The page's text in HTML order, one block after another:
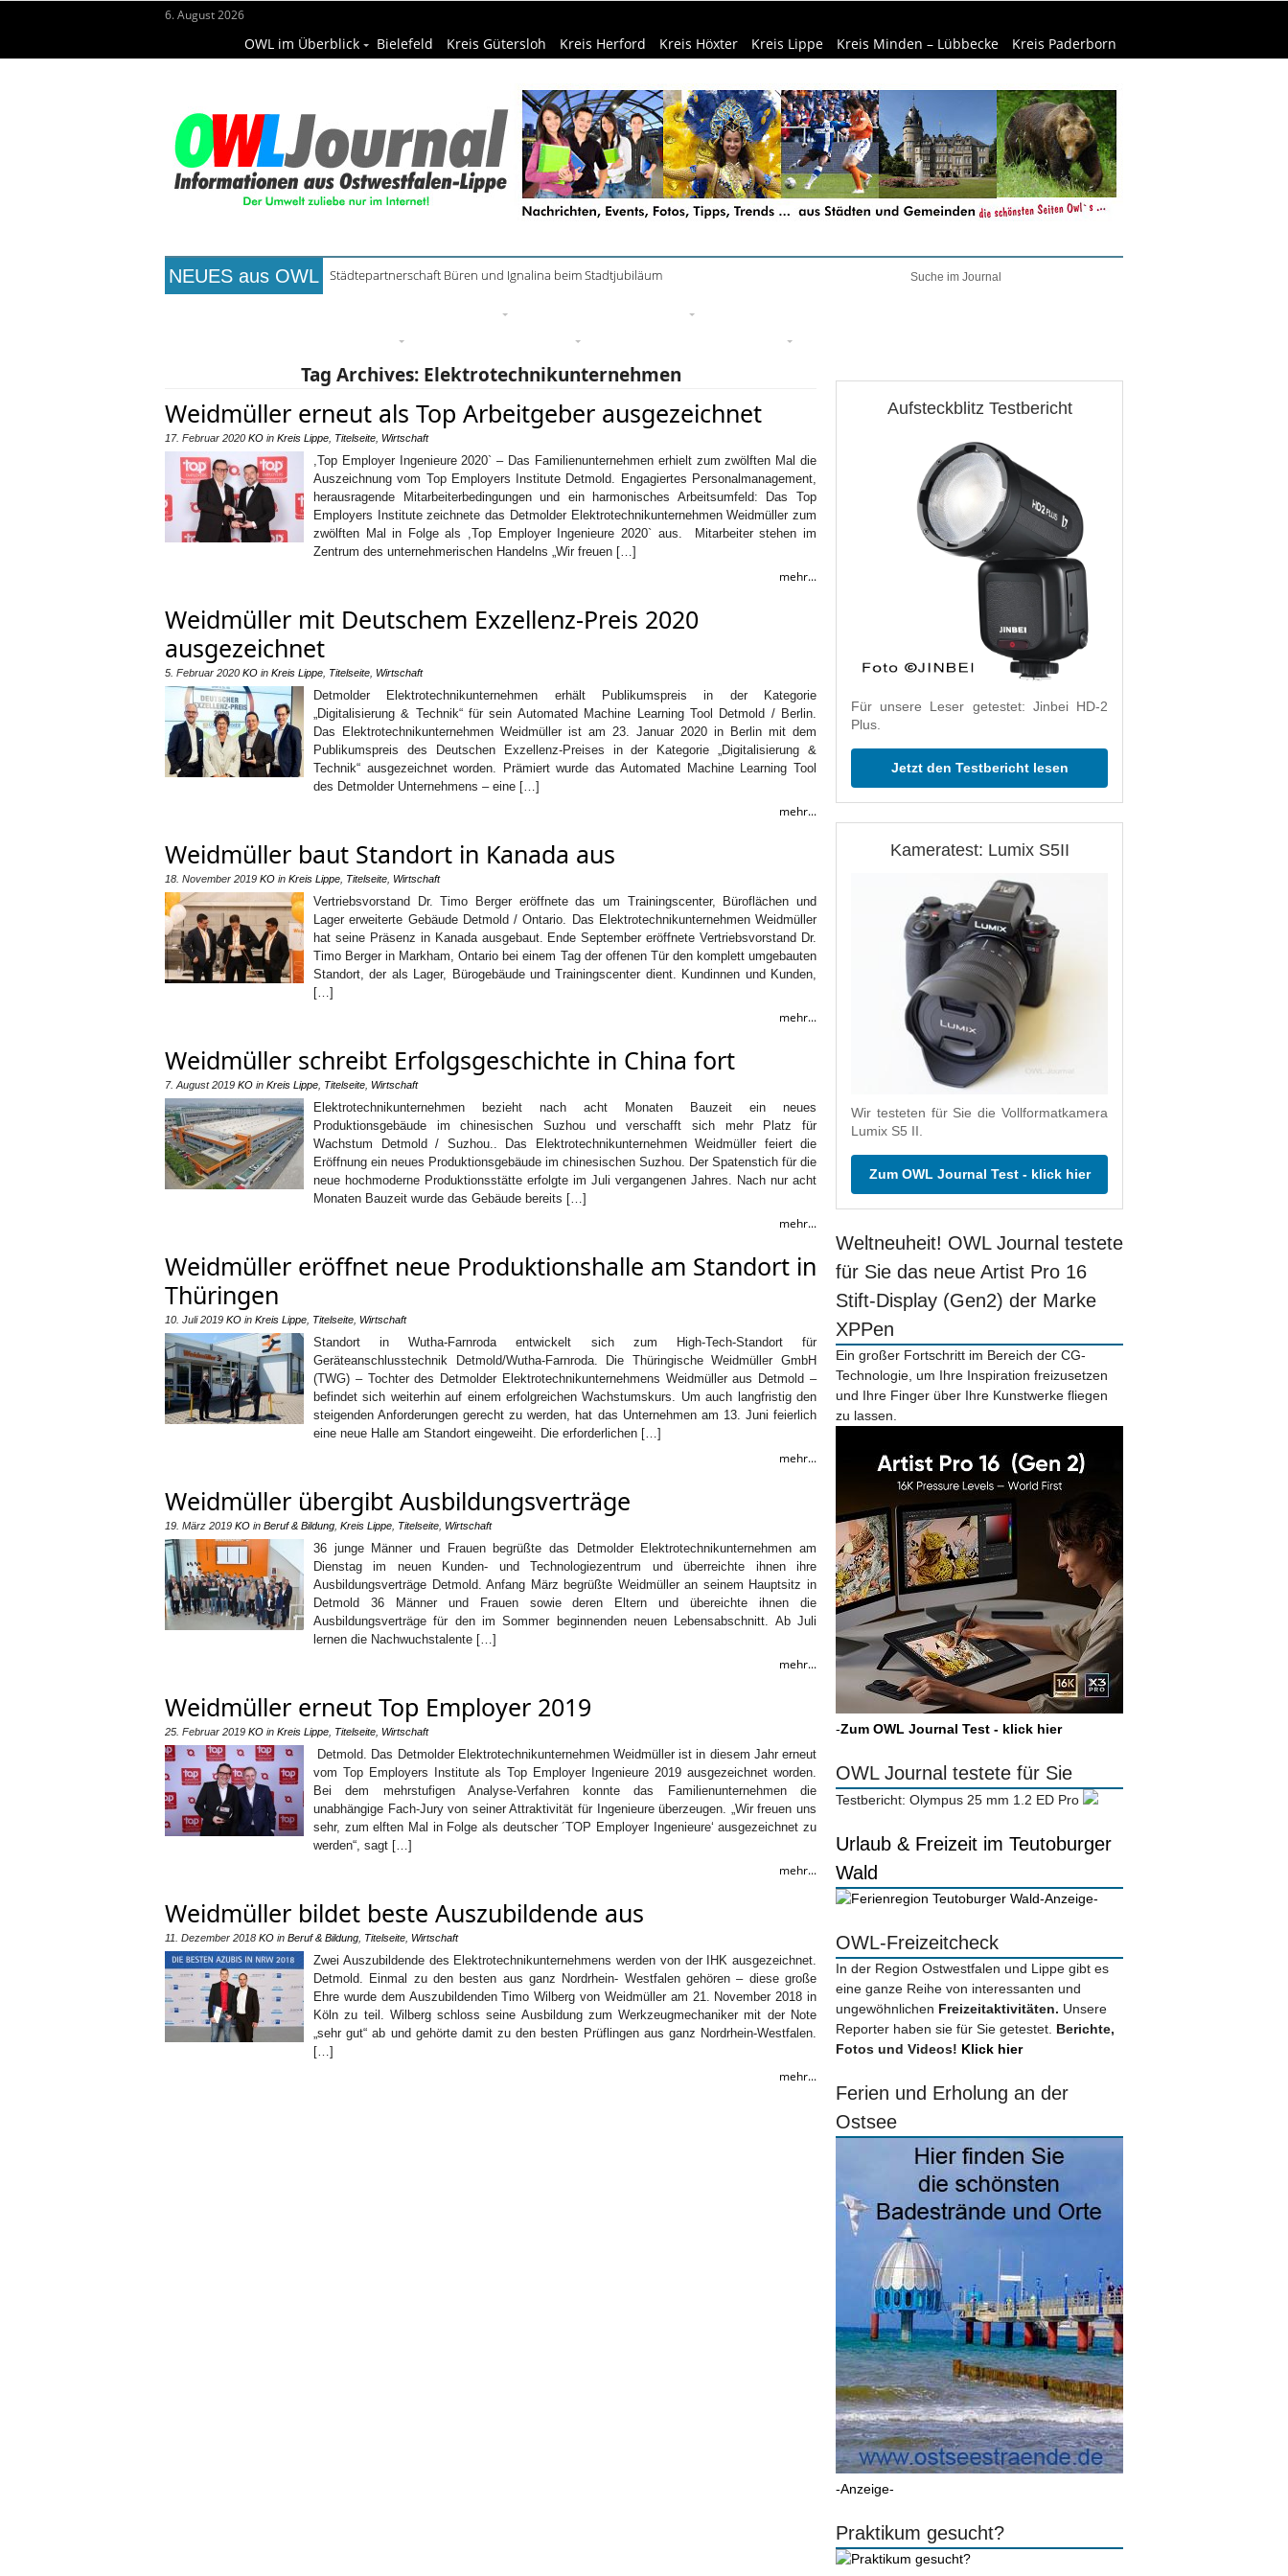
6. August 2026
OWL im Überblick Bielefeld Kreis Gütersloh Kreis Herford Kreis Höxter Kreis Lippe Kreis Minden – Lübbecke Kreis Paderborn
NEUES aus OWL Städtepartnerschaft Büren und Ignalina beim Stadtjubiläum
Tag Archives: Elektrotechnikunternehmen
Weidmüller erneut als Top Arbeitgeber ausgezeichnet
17. Februar 2020 KO in Kreis Lippe Titelseite Wirtschaft
,Top Employer Ingenieure 2020` – Das Familienunternehmen erhielt zum zwölften Mal die
Auszeichnung vom Top Employers Institute Detmold. Engagiertes Personalmanagement,
herausragende Mitarbeiterbedingungen und ein harmonisches Arbeitsumfeld: Das Top
Employers Institute zeichnete das Detmolder Elektrotechnikunternehmen Weidmüller zum
zwölften Mal in Folge als ,Top Employer Ingenieure 2020` aus. Mitarbeiter stehen im
Zentrum des unternehmerischen Handelns „Wir freuen […]
mehr...
Weidmüller mit Deutschem Exzellenz-Preis 2020
ausgezeichnet
5. Februar 2020 KO in Kreis Lippe Titelseite Wirtschaft
Detmolder Elektrotechnikunternehmen erhält Publikumspreis in der Kategorie
„Digitalisierung & Technik“ für sein Automated Machine Learning Tool Detmold / Berlin.
Das Elektrotechnikunternehmen Weidmüller ist am 23. Januar 2020 in Berlin mit dem
Publikumspreis des Deutschen Exzellenz-Preises in der Kategorie „Digitalisierung &
Technik“ ausgezeichnet worden. Prämiert wurde das Automated Machine Learning Tool
des Detmolder Unternehmens – eine […]
mehr...
Weidmüller baut Standort in Kanada aus
18. November 2019 KO in Kreis Lippe Titelseite Wirtschaft
Vertriebsvorstand Dr. Timo Berger eröffnete das um Trainingscenter, Büroflächen und
Lager erweiterte Gebäude Detmold / Ontario. Das Elektrotechnikunternehmen Weidmüller
hat seine Präsenz in Kanada ausgebaut. Ende September eröffnete Vertriebsvorstand Dr.
Timo Berger in Markham, Ontario bei einem Tag der offenen Tür den komplett umgebauten
Standort, der als Lager, Bürogebäude und Trainingscenter dient. Kundinnen und Kunden,
[…]
mehr...
Weidmüller schreibt Erfolgsgeschichte in China fort
7. August 2019 KO in Kreis Lippe Titelseite Wirtschaft
Elektrotechnikunternehmen bezieht nach acht Monaten Bauzeit ein neues
Produktionsgebäude im chinesischen Suzhou und verschafft sich mehr Platz für
Wachstum Detmold / Suzhou.. Das Elektrotechnikunternehmen Weidmüller feiert die
Eröffnung ein neues Produktionsgebäude im chinesischen Suzhou. Der Spatenstich für die
neue hochmoderne Produktionsstätte erfolgte im Juli vergangenen Jahres. Nach nur acht
Monaten Bauzeit wurde das Gebäude bereits […]
mehr...
Weidmüller eröffnet neue Produktionshalle am Standort in
Thüringen
10. Juli 2019 KO in Kreis Lippe Titelseite Wirtschaft
Standort in Wutha-Farnroda entwickelt sich zum High-Tech-Standort für
Geräteanschlusstechnik Detmold/Wutha-Farnroda. Die Thüringische Weidmüller GmbH
(TWG) – Tochter des Detmolder Elektrotechnikunternehmens Weidmüller aus Detmold –
befindet sich weiterhin auf einem erfolgreichen Wachstumskurs. Um auch langfristig den
steigenden Anforderungen gerecht zu werden, hat das Unternehmen am 13. Juni feierlich
eine neue Halle am Standort eingeweiht. Die erforderlichen […]
mehr...
Weidmüller übergibt Ausbildungsverträge
19. März 2019 KO in Beruf & Bildung Kreis Lippe Titelseite Wirtschaft
36 junge Männer und Frauen begrüßte das Detmolder Elektrotechnikunternehmen am
Dienstag im neuen Kunden- und Technologiezentrum und überreichte ihnen ihre
Ausbildungsverträge Detmold. Anfang März begrüßte Weidmüller an seinem Hauptsitz in
Detmold 36 Männer und Frauen sowie deren Eltern und übereichte ihnen die
Ausbildungsverträge für den im Sommer beginnenden neuen Lebensabschnitt. Ab Juli
lernen die Nachwuchstalente […]
mehr...
Weidmüller erneut Top Employer 2019
25. Februar 2019 KO in Kreis Lippe Titelseite Wirtschaft
Detmold. Das Detmolder Elektrotechnikunternehmen Weidmüller ist in diesem Jahr erneut
vom Top Employers Institute als Top Employer Ingenieure 2019 ausgezeichnet worden.
Bei dem mehrstufigen Analyse-Verfahren konnte das Familienunternehmen die
unabhängige Fach-Jury von seiner Attraktivität für Ingenieure überzeugen. „Wir freuen uns
sehr, zum elften Mal in Folge als deutscher ´TOP Employer Ingenieure‘ ausgezeichnet zu
werden“, sagt […]
mehr...
Weidmüller bildet beste Auszubildende aus
11. Dezember 2018 KO in Beruf & Bildung Titelseite Wirtschaft
Zwei Auszubildende des Elektrotechnikunternehmens werden von der IHK ausgezeichnet.
Detmold. Einmal zu den besten aus ganz Nordrhein- Westfalen gehören – diese große
Ehre wurde dem Auszubildenden Timo Wilberg von Weidmüller am 21. November 2018 in
Köln zu teil. Wilberg schloss seine Ausbildung zum Werkzeugmechaniker mit der Note
„sehr gut“ ab und gehörte damit zu den besten Prüflingen aus ganz Nordrhein-Westfalen.
[…]
mehr...
Aufsteckblitz Testbericht
Für unsere Leser getestet: Jinbei HD-2
Plus.
Jetzt den Testbericht lesen
Kameratest: Lumix S5II
Wir testeten für Sie die Vollformatkamera
Lumix S5 II.
Zum OWL Journal Test - klick hier
Weltneuheit! OWL Journal testete
für Sie das neue Artist Pro 16
Stift-Display (Gen2) der Marke
XPPen
Ein großer Fortschritt im Bereich der CG-
Technologie, um Ihre Inspiration freizusetzen
und Ihre Finger über Ihre Kunstwerke fliegen
zu lassen.
-Zum OWL Journal Test - klick hier
OWL Journal testete für Sie
Testbericht: Olympus 25 mm 1.2 ED Pro
Urlaub & Freizeit im Teutoburger
Wald
-Anzeige-
OWL-Freizeitcheck
In der Region Ostwestfalen und Lippe gibt es
eine ganze Reihe von interessanten und
ungewöhnlichen Freizeitaktivitäten. Unsere
Reporter haben sie für Sie getestet. Berichte,
Fotos und Videos! Klick hier
Ferien und Erholung an der
Ostsee
-Anzeige-
Praktikum gesucht?